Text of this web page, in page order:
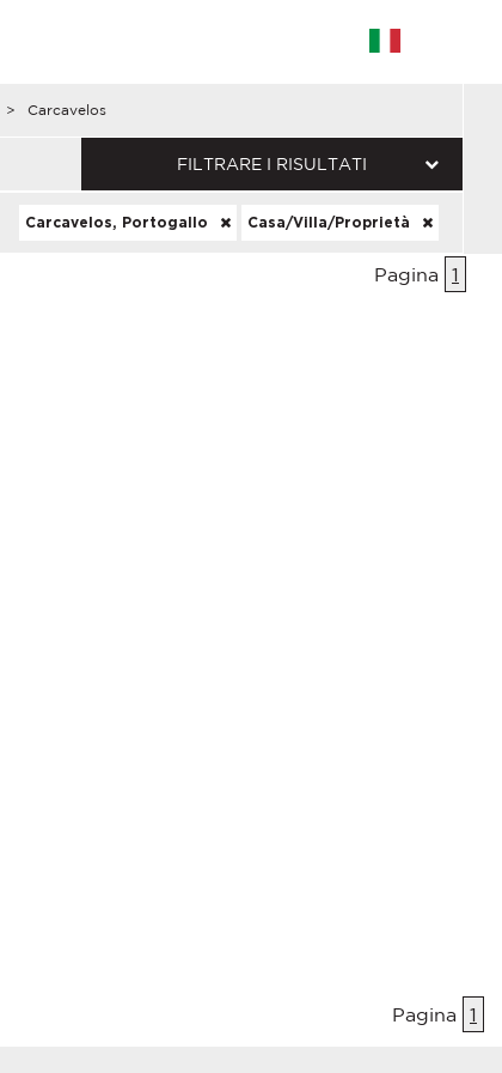
> Carcavelos
FILTRARE I RISULTATI
Carcavelos, Portogallo Casa/Villa/Proprietà
Pagina 1
Pagina 1